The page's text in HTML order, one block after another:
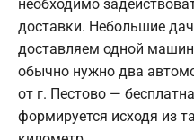
необходимо
доставки. Небольшие
доставляем одной
обычно нужно два
от г. Пестово —
формируется исходя из